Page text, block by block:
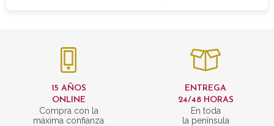
15 AÑOS
ONLINE
Compra con la
máxima confianza
ENTREGA
24/48 HORAS
En toda
la península